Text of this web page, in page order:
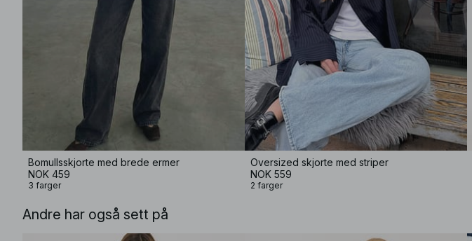
Bomullsskjorte med brede ermer
NOK 459
3 farger
Oversized skjorte med striper
NOK 559
2 farger
Andre har også sett på